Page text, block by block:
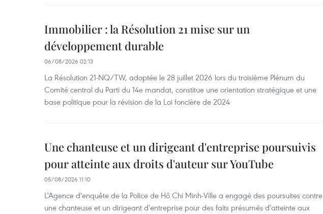
Immobilier : la Résolution 21 mise sur un
développement durable
06/08/2026 02:13
La Résolution 21-NQ/TW, adoptée le 28 juillet 2026 lors du troisième Plénum du
Comité central du Parti du 14e mandat, constitue une orientation stratégique et une
base politique pour la révision de la Loi foncière de 2024
Une chanteuse et un dirigeant d'entreprise poursuivis
pour atteinte aux droits d'auteur sur YouTube
05/08/2026 11:10
L'Agence d'enquête de la Police de Hô Chi Minh-Ville a engagé des poursuites contre
une chanteuse et un dirigeant d'entreprise pour des faits présumés d'atteinte aux